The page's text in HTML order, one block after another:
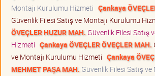
Montajı Kurulumu Hizmeti Çankaya
Güvenlik Filesi Satış ve Montajı Kurulumu
ÖVEÇLER HUZUR MAH. Güvenlik Filesi Satış
Hizmeti Çankaya ÖVEÇLER ÖVEÇLER MAH.
ve Montajı Kurulumu Hizmeti Çankaya
MEHMET PAŞA MAH. Güvenlik Filesi Satış